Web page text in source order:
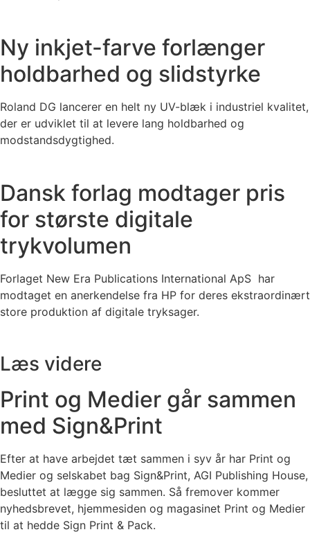
Ny inkjet-farve forlænger
holdbarhed og slidstyrke
Roland DG lancerer en helt ny UV-blæk i industriel kvalitet,
der er udviklet til at levere lang holdbarhed og
modstandsdygtighed.
Dansk forlag modtager pris
for største digitale
trykvolumen
Forlaget New Era Publications International ApS har
modtaget en anerkendelse fra HP for deres ekstraordinært
store produktion af digitale tryksager.
Læs videre
Print og Medier går sammen
med Sign&Print
Efter at have arbejdet tæt sammen i syv år har Print og
Medier og selskabet bag Sign&Print, AGI Publishing House,
besluttet at lægge sig sammen. Så fremover kommer
nyhedsbrevet, hjemmesiden og magasinet Print og Medier
til at hedde Sign Print & Pack.